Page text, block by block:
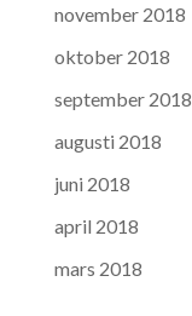
november 2018
oktober 2018
september 2018
augusti 2018
juni 2018
april 2018
mars 2018